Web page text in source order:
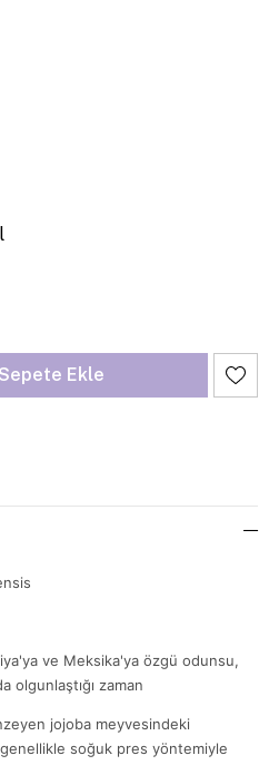
ve Meksika'ya özgü odunsu,
olgunlaştığı zaman
jojoba meyvesindeki
soğuk pres yöntemiyle